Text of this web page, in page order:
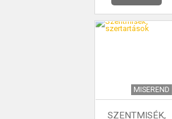
MISEREND
SZENTMISÉK,